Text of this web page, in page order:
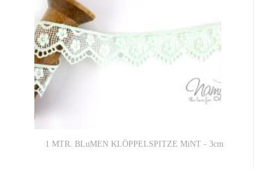
1 MTR. BLuMEN KLÖPPELSPITZE MiNT - 3cm